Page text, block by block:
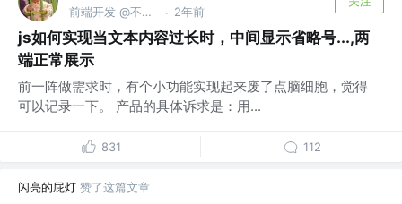
前端开发 @不想告诉你 · 2年前
js如何实现当文本内容过长时，中间显示省略号...,两
端正常展示
前一阵做需求时，有个小功能实现起来废了点脑细胞，觉得
可以记录一下。 产品的具体诉求是：用...
831 112
闪亮的屁灯 赞了这篇文章